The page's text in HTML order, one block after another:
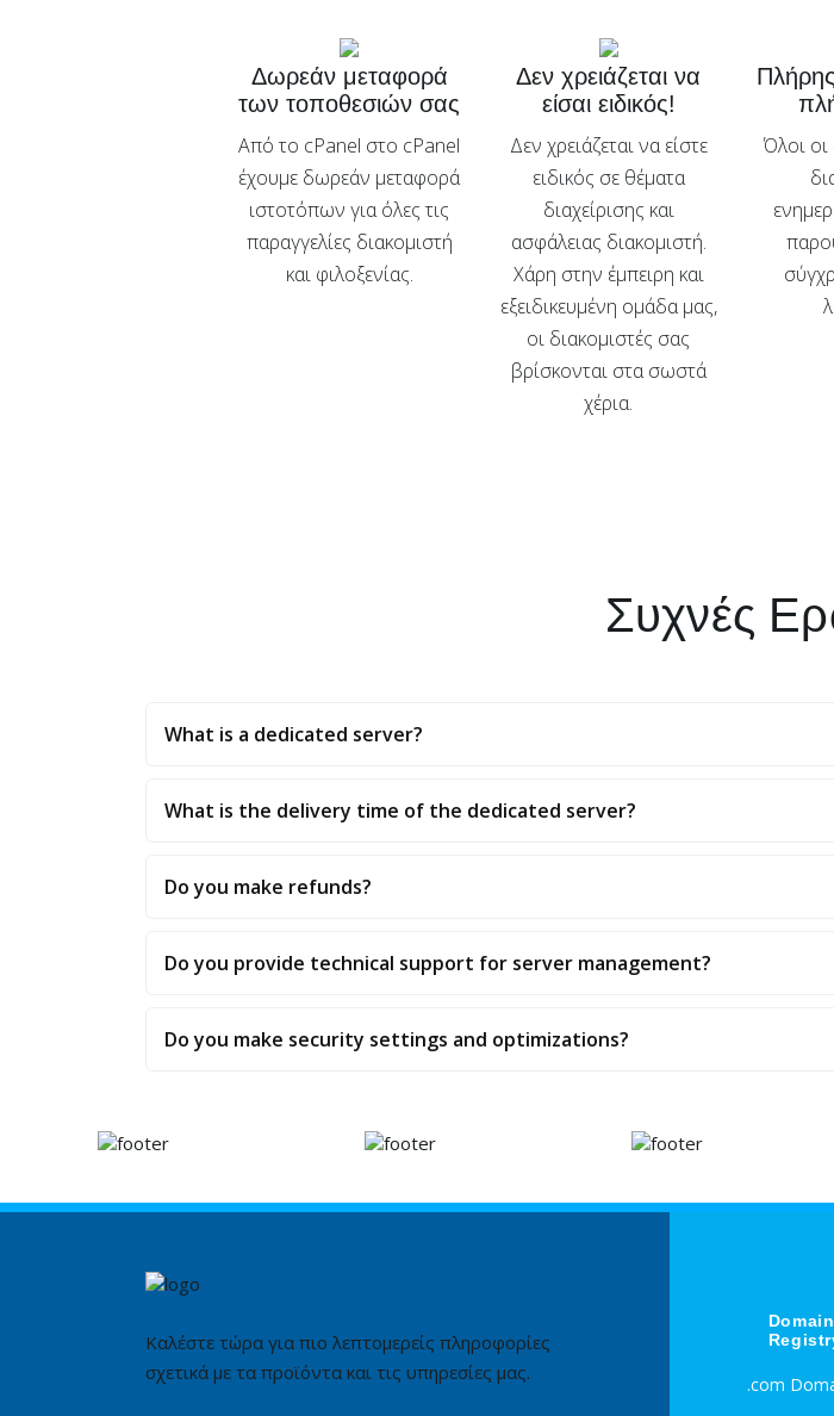
Δωρεάν μεταφορά
των τοποθεσιών σας
Από το cPanel στο cPanel
έχουμε δωρεάν μεταφορά
ιστοτόπων για όλες τις
παραγγελίες διακομιστή
και φιλοξενίας.
Δεν χρειάζεται να
είσαι ειδικός!
Δεν χρειάζεται να είστε
ειδικός σε θέματα
διαχείρισης και
ασφάλειας διακομιστή.
Χάρη στην έμπειρη και
εξειδικευμένη ομάδα μας,
οι διακομιστές σας
βρίσκονται στα σωστά
χέρια.
Όλοι οι
Συχνές
What is a dedicated server?
What is the delivery time of the dedicated server?
Do you make refunds?
Do you provide technical support for server management?
Do you make security settings and optimizations?
Καλέστε τώρα για πιο λεπτομερείς πληροφορίες
σχετικά με τα προϊόντα και τις υπηρεσίες μας.
.com